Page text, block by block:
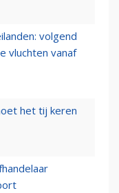
volgend
vluchten vanaf
het tij keren